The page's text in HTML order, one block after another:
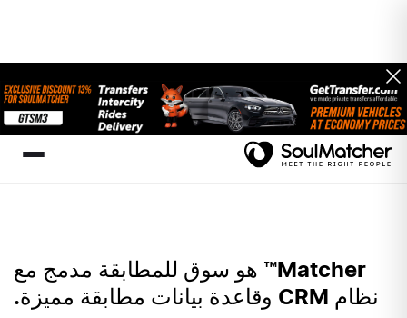
Matcher™ هو سوق للمطابقة مدمج مع
نظام CRM وقاعدة بيانات مطابقة مميزة.